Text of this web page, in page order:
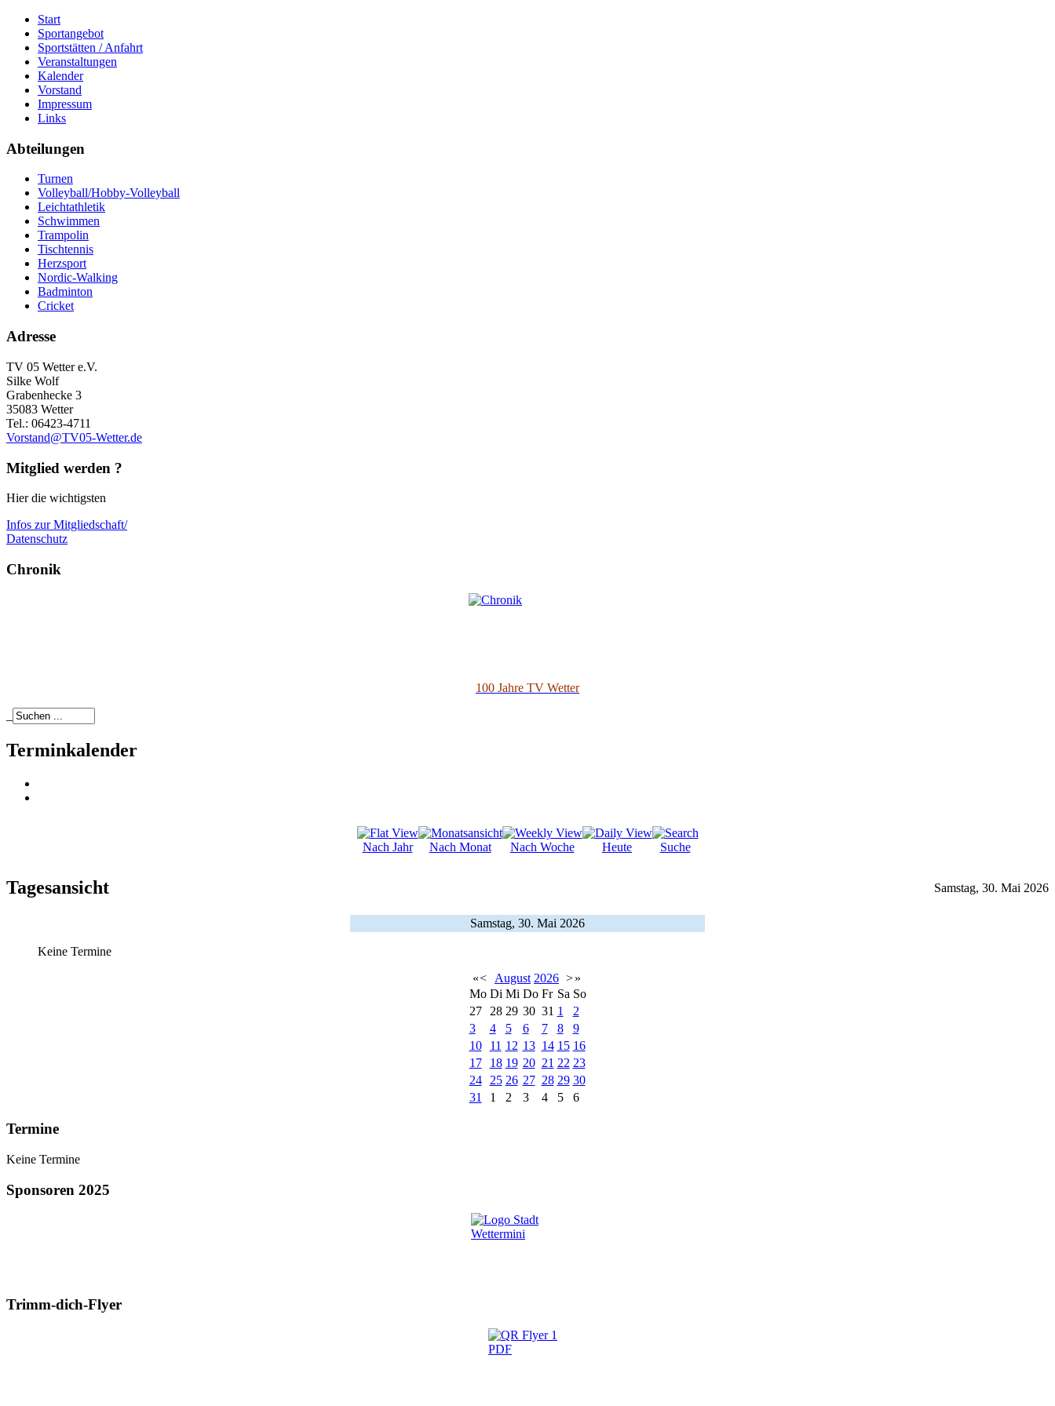
Start
Sportangebot
Sportstätten / Anfahrt
Veranstaltungen
Kalender
Vorstand
Impressum
Links
Abteilungen
Turnen
Volleyball/Hobby-Volleyball
Leichtathletik
Schwimmen
Trampolin
Tischtennis
Herzsport
Nordic-Walking
Badminton
Cricket
Adresse
TV 05 Wetter e.V.
Silke Wolf
Grabenhecke 3
35083 Wetter
Tel.: 06423-4711
Vorstand@TV05-Wetter.de
Mitglied werden ?
Hier die wichtigsten
Infos zur Mitgliedschaft/
Datenschutz
Chronik
100 Jahre TV Wetter
Terminkalender
Nach Jahr Nach Monat Nach Woche Heute Suche
Tagesansicht Samstag, 30. Mai 2026
Samstag, 30. Mai 2026
Keine Termine
«< August 2026 >»
Mo Di Mi Do Fr Sa So
27
28 29 30 31 1
2
3
4 5 6 7 8
9
10
11 12 13 14 15 16
17
18 19 20 21 22 23
24
25 26 27 28 29 30
31
1 2 3 4 5 6
Termine
Keine Termine
Sponsoren 2025
Trimm-dich-Flyer